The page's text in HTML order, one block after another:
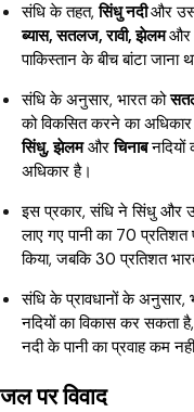
संधि के तहत,सिंधु नदीऔर
ब्यास, सतलज, रावी, झेलमऔर
पाकिस्तान के बीच बांटा जाना
संधि के अनुसार, भारत को
को विकसित करने का अधिकार
सिंधु, झेलमऔरचिनाबनदियों
अधिकार है।
इस प्रकार, संधि ने सिंधु और
लाए गए पानी का 70 प्रतिशत
किया, जबकि 30 प्रतिशत
संधि के प्रावधानों के अनुसार,
नदियों का विकास कर सकता
नदी के पानी का प्रवाह कम
जल पर विवाद